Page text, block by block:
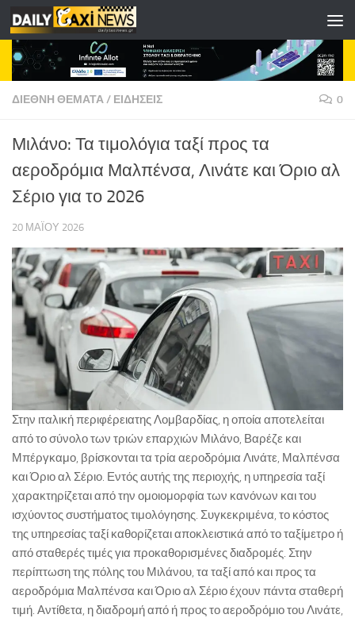
Skip to content
ΔΙΕΘΝΗ ΘΕΜΑΤΑ/ ΕΙΔΗΣΕΙΣ 0
Μιλάνο: Τα τιμολόγια ταξί προς τα
αεροδρόμια Μαλπένσα, Λινάτε και Όριο αλ
Σέριο για το 2026
20 ΜΑΪ́ΟΥ 2026
Στην ιταλική περιφέρειατης Λομβαρδίας, η οποία αποτελείται
από το σύνολο των τριών επαρχιών Μιλάνο, Βαρέζε και
Μπέργκαμο, βρίσκονται τα τρία αεροδρόμια Λινάτε, Μαλπένσα
και Όριο αλ Σέριο. Εντός αυτής της περιοχής, η υπηρεσία ταξί
χαρακτηρίζεται από την ομοιομορφία των κανόνων και του
ισχύοντος συστήματος τιμολόγησης. Συγκεκριμένα, το κόστος
της υπηρεσίας ταξί καθορίζεται αποκλειστικά από το ταξίμετρο ή
από σταθερές τιμές για προκαθορισμένες διαδρομές. Στην
περίπτωση της πόλης του Μιλάνου, τα ταξί από και προς τα
αεροδρόμια Μαλπένσα και Όριο αλ Σέριο έχουν πάντα σταθερή
τιμή. Αντίθετα, η διαδρομή από ή προς το αεροδρόμιο του Λινάτε,